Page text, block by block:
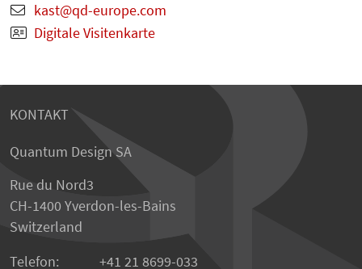
kast
qd-europe.com
Digitale Visitenkarte
KONTAKT
Quantum Design SA
Rue du Nord3
CH-1400 Yverdon-les-Bains
Switzerland
Telefon:
+41 21 8699-033